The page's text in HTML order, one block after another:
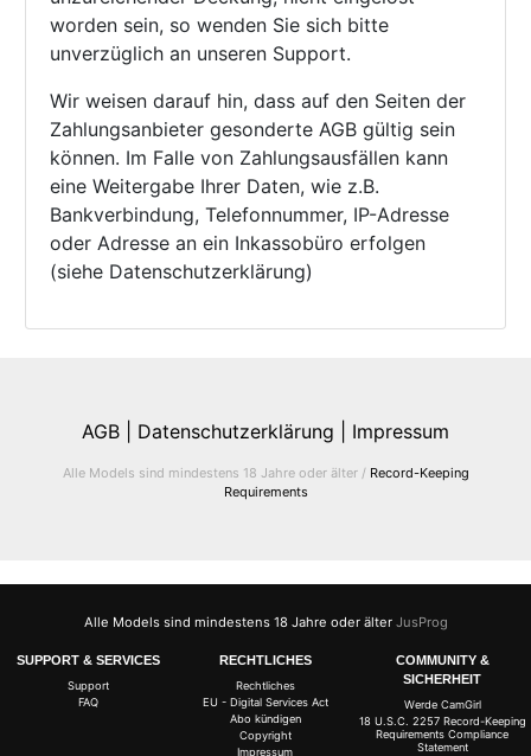
worden sein, so wenden Sie sich bitte
unverzüglich an unseren Support.
Wir weisen darauf hin, dass auf den Seiten der
Zahlungsanbieter gesonderte AGB gültig sein
können. Im Falle von Zahlungsausfällen kann
eine Weitergabe Ihrer Daten, wie z.B.
Bankverbindung, Telefonnummer, IP-Adresse
oder Adresse an ein Inkassobüro erfolgen
(siehe Datenschutzerklärung)
AGB | Datenschutzerklärung | Impressum
Alle Models sind mindestens 18 Jahre oder älter / Record-Keeping
Requirements
Alle Models sind mindestens 18 Jahre oder älter JusProg
SUPPORT & SERVICES
Support
FAQ
RECHTLICHES
Rechtliches
EU - Digital Services Act
Abo kündigen
Copyright
Impressum
COMMUNITY &
SICHERHEIT
Werde CamGirl
18 U.S.C. 2257 Record-Keeping
Requirements Compliance
Statement